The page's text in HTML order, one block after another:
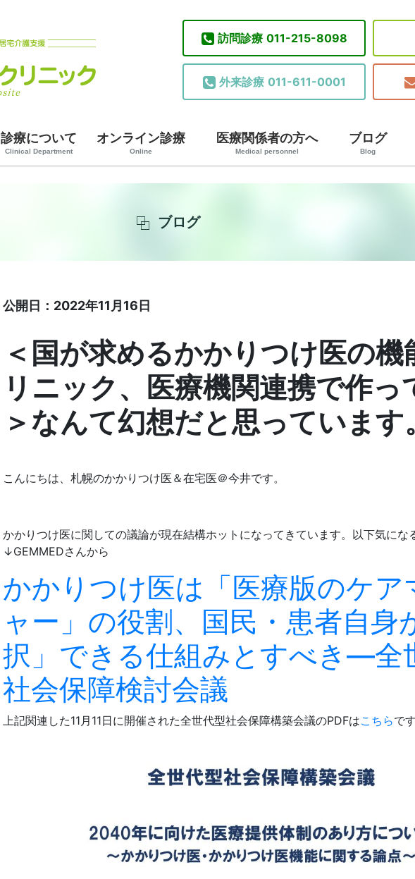
訪問診療 011-215-8098
外来診療 011-611-0001
診療について
Clinical Department
オンライン診療
Online
医療関係者の方へ
Medical personnel
ブログ
Blog
ブログ
公開日：2022年11月16日
＜国が求めるかかりつけ医の機
リニック、医療機関連携で作っ
＞なんて幻想だと思っています
こんにちは、札幌のかかりつけ医＆在宅医＠今井です。
かかりつけ医に関しての議論が現在結構ホットになってきています。以下気にな
↓GEMMEDさんから
かかりつけ医は「医療版のケア
ャー」の役割、国民・患者自身
択」できる仕組みとすべき―全
社会保障検討会議
上記関連した11月11日に開催された全世代型社会保障構築会議のPDFはこちらです